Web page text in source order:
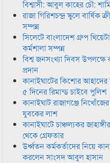
বিশ্বাসী: আবুল কাহের চৌ:
রাজা গিরিশচন্দ্র স্কুলে বার্ষিক
সম্পন্ন
সিলেটে বাংলাদেশ গ্রুপ
কর্মশালা সম্পন্ন
বিশ্ব জনসংখ্যা দিবস
প্রদান
কানাইঘাটের কিশোর
৫ দিনের রিমান্ড চাইবে পুলিশ
কানাইঘাট রাজাগঞ্জে
যুবকের লাশ
কানাইঘাটে চাঞ্চল্যকর
থেকে গ্রেফতার
উর্ধ্বতন কর্মকর্তাদের নিয়ে
করলেন সাংসদ আবুল হাসান